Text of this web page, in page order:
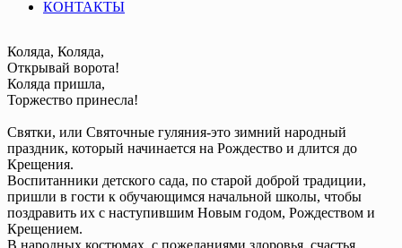
КОНТАКТЫ
Коляда, Коляда,
Открывай ворота!
Коляда пришла,
Торжество принесла!
Святки, или Святочные гуляния-это зимний народный
праздник, который начинается на Рождество и длится до
Крещения.
Воспитанники детского сада, по старой доброй традиции,
пришли в гости к обучающимся начальной школы, чтобы
поздравить их с наступившим Новым годом, Рождеством и
Крещением.
В народных костюмах, с пожеланиями здоровья, счастья,